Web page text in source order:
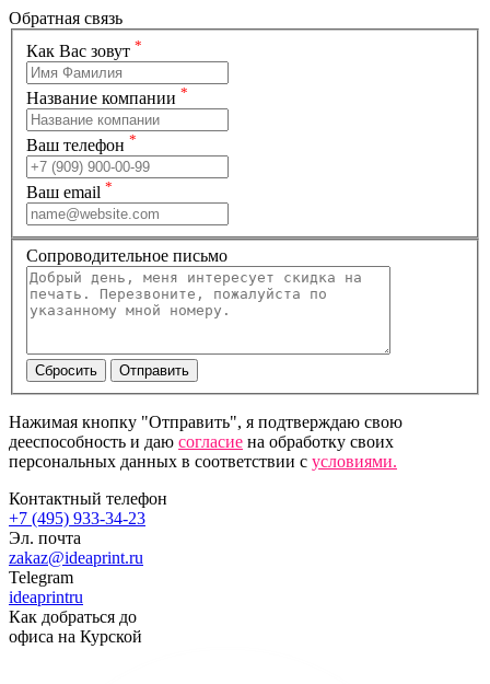
Обратная связь
Как Вас зовут *
Название компании *
Ваш телефон *
Ваш email *
Сопроводительное письмо
Нажимая кнопку "Отправить", я подтверждаю свою
дееспособность и даю согласие на обработку своих
персональных данных в соответствии с условиями.
Контактный телефон
+7 (495) 933-34-23
Эл. почта
zakaz@ideaprint.ru
Telegram
ideaprintru
Как добраться до
офиса на Курской